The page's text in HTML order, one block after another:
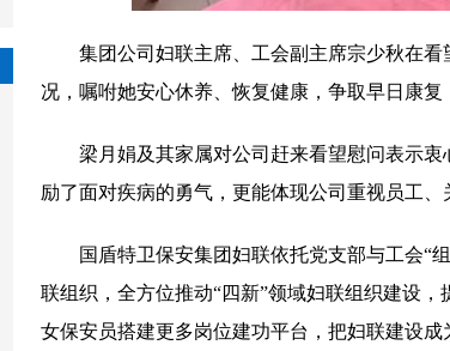
集团公司妇联主席、工会副主席宗少秋在
况，嘱咐她安心休养、恢复健康，争取早日康复
梁月娟及其家属对公司赶来看望慰问表示
励了面对疾病的勇气，更能体现公司重视员工、
国盾特卫保安集团妇联依托党支部与工会“
联组织，全方位推动“四新”领域妇联组织建设
女保安员搭建更多岗位建功平台，把妇联建设